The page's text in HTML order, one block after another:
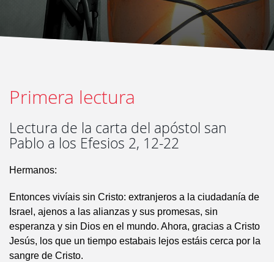
Primera lectura
Lectura de la carta del apóstol san
Pablo a los Efesios 2, 12-22
Hermanos:
Entonces vivíais sin Cristo: extranjeros a la ciudadanía de
Israel, ajenos a las alianzas y sus promesas, sin
esperanza y sin Dios en el mundo. Ahora, gracias a Cristo
Jesús, los que un tiempo estabais lejos estáis cerca por la
sangre de Cristo.